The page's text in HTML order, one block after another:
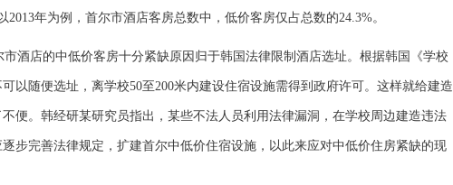
2013年为例，首尔市酒店客房总数中，低价客房仅占总数的24.3%。
酒店的中低价客房十分紧缺原因归于韩国法律限制酒店选址。根据韩国《学校
以随便选址，离学校50至200米内建设住宿设施需得到政府许可。这样就给建造
便。韩经研某研究员指出，某些不法人员利用法律漏洞，在学校周边建造违法
步完善法律规定，扩建首尔中低价住宿设施，以此来应对中低价住房紧缺的现